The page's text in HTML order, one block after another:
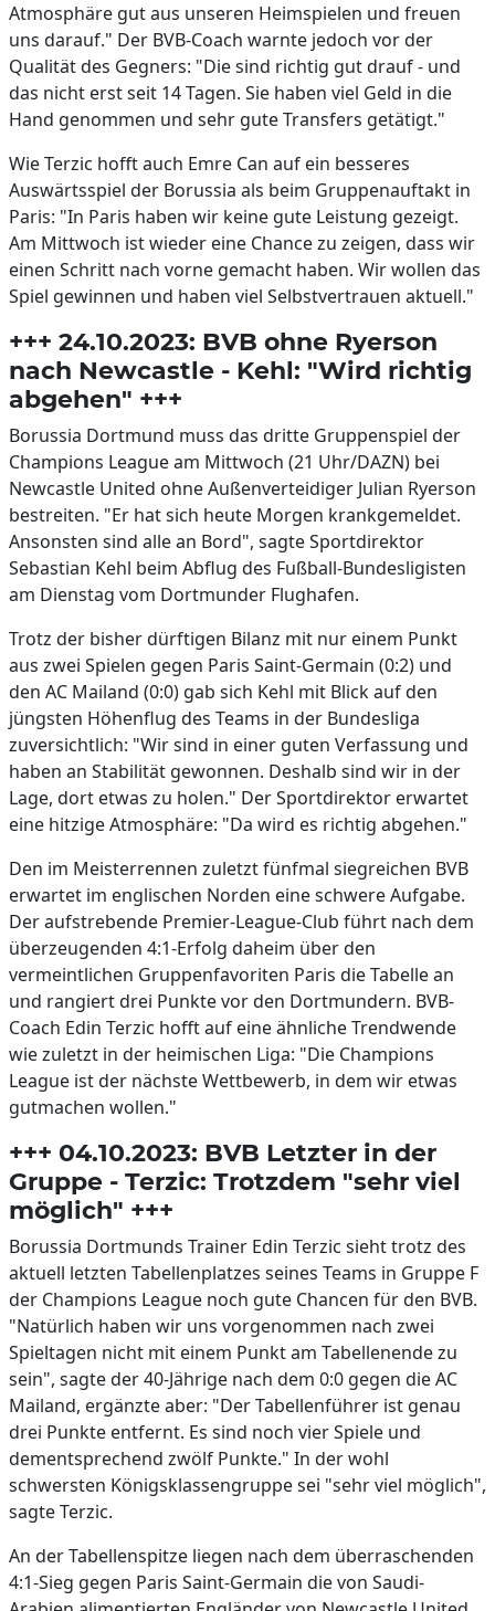
Atmosphäre gut aus unseren Heimspielen und freuen
uns darauf." Der BVB-Coach warnte jedoch vor der
Qualität des Gegners: "Die sind richtig gut drauf - und
das nicht erst seit 14 Tagen. Sie haben viel Geld in die
Hand genommen und sehr gute Transfers getätigt."
Wie Terzic hofft auch Emre Can auf ein besseres
Auswärtsspiel der Borussia als beim Gruppenauftakt in
Paris: "In Paris haben wir keine gute Leistung gezeigt.
Am Mittwoch ist wieder eine Chance zu zeigen, dass wir
einen Schritt nach vorne gemacht haben. Wir wollen das
Spiel gewinnen und haben viel Selbstvertrauen aktuell."
+++ 24.10.2023: BVB ohne Ryerson
nach Newcastle - Kehl: "Wird richtig
abgehen" +++
Borussia Dortmund muss das dritte Gruppenspiel der
Champions League am Mittwoch (21 Uhr/DAZN) bei
Newcastle United ohne Außenverteidiger Julian Ryerson
bestreiten. "Er hat sich heute Morgen krankgemeldet.
Ansonsten sind alle an Bord", sagte Sportdirektor
Sebastian Kehl beim Abflug des Fußball-Bundesligisten
am Dienstag vom Dortmunder Flughafen.
Trotz der bisher dürftigen Bilanz mit nur einem Punkt
aus zwei Spielen gegen Paris Saint-Germain (0:2) und
den AC Mailand (0:0) gab sich Kehl mit Blick auf den
jüngsten Höhenflug des Teams in der Bundesliga
zuversichtlich: "Wir sind in einer guten Verfassung und
haben an Stabilität gewonnen. Deshalb sind wir in der
Lage, dort etwas zu holen." Der Sportdirektor erwartet
eine hitzige Atmosphäre: "Da wird es richtig abgehen."
Den im Meisterrennen zuletzt fünfmal siegreichen BVB
erwartet im englischen Norden eine schwere Aufgabe.
Der aufstrebende Premier-League-Club führt nach dem
überzeugenden 4:1-Erfolg daheim über den
vermeintlichen Gruppenfavoriten Paris die Tabelle an
und rangiert drei Punkte vor den Dortmundern. BVB-
Coach Edin Terzic hofft auf eine ähnliche Trendwende
wie zuletzt in der heimischen Liga: "Die Champions
League ist der nächste Wettbewerb, in dem wir etwas
gutmachen wollen."
+++ 04.10.2023: BVB Letzter in der
Gruppe - Terzic: Trotzdem "sehr viel
möglich" +++
Borussia Dortmunds Trainer Edin Terzic sieht trotz des
aktuell letzten Tabellenplatzes seines Teams in Gruppe F
der Champions League noch gute Chancen für den BVB.
"Natürlich haben wir uns vorgenommen nach zwei
Spieltagen nicht mit einem Punkt am Tabellenende zu
sein", sagte der 40-Jährige nach dem 0:0 gegen die AC
Mailand, ergänzte aber: "Der Tabellenführer ist genau
drei Punkte entfernt. Es sind noch vier Spiele und
dementsprechend zwölf Punkte." In der wohl
schwersten Königsklassengruppe sei "sehr viel möglich",
sagte Terzic.
An der Tabellenspitze liegen nach dem überraschenden
4:1-Sieg gegen Paris Saint-Germain die von Saudi-